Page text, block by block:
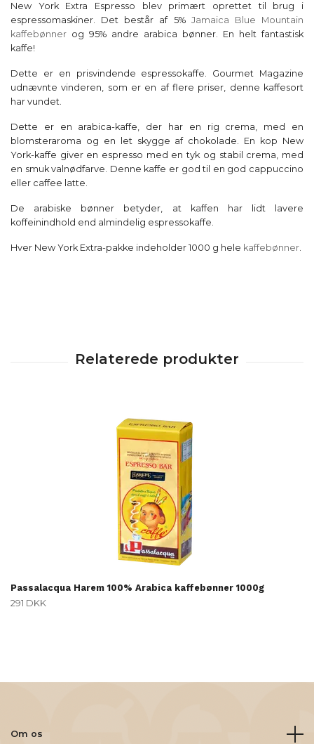
New York Extra Espresso blev primært oprettet til brug i
espressomaskiner. Det består af 5% Jamaica Blue Mountain
kaffebønner og 95% andre arabica bønner. En helt fantastisk
kaffe!
Dette er en prisvindende espressokaffe. Gourmet Magazine
udnævnte vinderen, som er en af flere priser, denne kaffesort
har vundet.
Dette er en arabica-kaffe, der har en rig crema, med en
blomsteraroma og en let skygge af chokolade. En kop New
York-kaffe giver en espresso med en tyk og stabil crema, med
en smuk valnødfarve. Denne kaffe er god til en god cappuccino
eller caffee latte.
De arabiske bønner betyder, at kaffen har lidt lavere
koffeinindhold end almindelig espressokaffe.
Hver New York Extra-pakke indeholder 1000 g hele kaffebønner.
Passalacqua Harem 100% Arabica kaffebønner 1000g
291 DKK
Om os